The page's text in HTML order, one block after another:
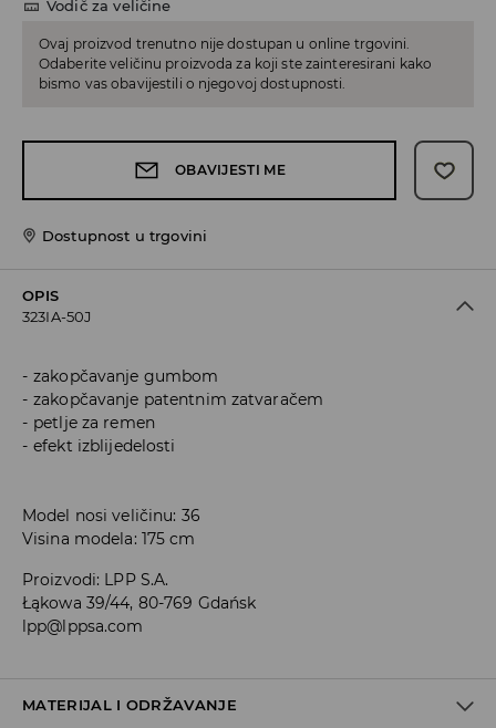
Vodič za veličine
Ovaj proizvod trenutno nije dostupan u online trgovini.
Odaberite veličinu proizvoda za koji ste zainteresirani kako
bismo vas obavijestili o njegovoj dostupnosti.
OBAVIJESTI ME
Dostupnost u trgovini
OPIS
323IA-50J
zakopčavanje gumbom
zakopčavanje patentnim zatvaračem
petlje za remen
efekt izblijedelosti
Model nosi veličinu: 36
Visina modela: 175 cm
Proizvodi: LPP S.A.
Łąkowa 39/44, 80-769 Gdańsk
lpp@lppsa.com
MATERIJAL I ODRŽAVANJE